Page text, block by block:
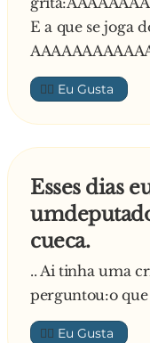
E a que se joga
👍🏼
Esses dias
cueca.
.. Ai tinha uma
perguntou:o
👍🏼